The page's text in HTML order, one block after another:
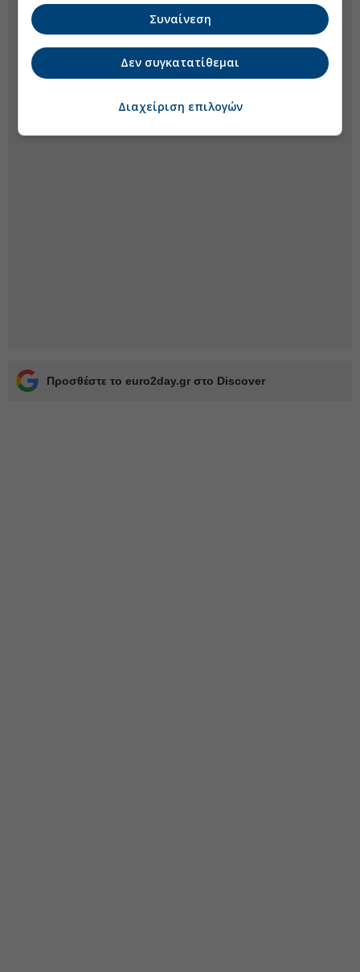
Προσθέστε το euro2day.gr στο Discover
Συναίνεση
Δεν συγκατατίθεμαι
Διαχείριση επιλογών